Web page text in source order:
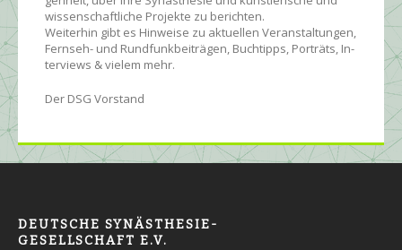
wissen­schaft­liche Pro­jekte zu be­rich­ten.
Wei­ter­hin gibt es Hin­wei­se zu ak­tu­ellen Ver­an­stal­tun­gen,
Fern­seh- und Rund­funk­bei­trägen, Buch­tipps, Por­träts, In­
ter­views & vielem mehr.
Der DSG Vorstand
DEUTSCHE SYNÄSTHESIE-
GESELLSCHAFT E.V.